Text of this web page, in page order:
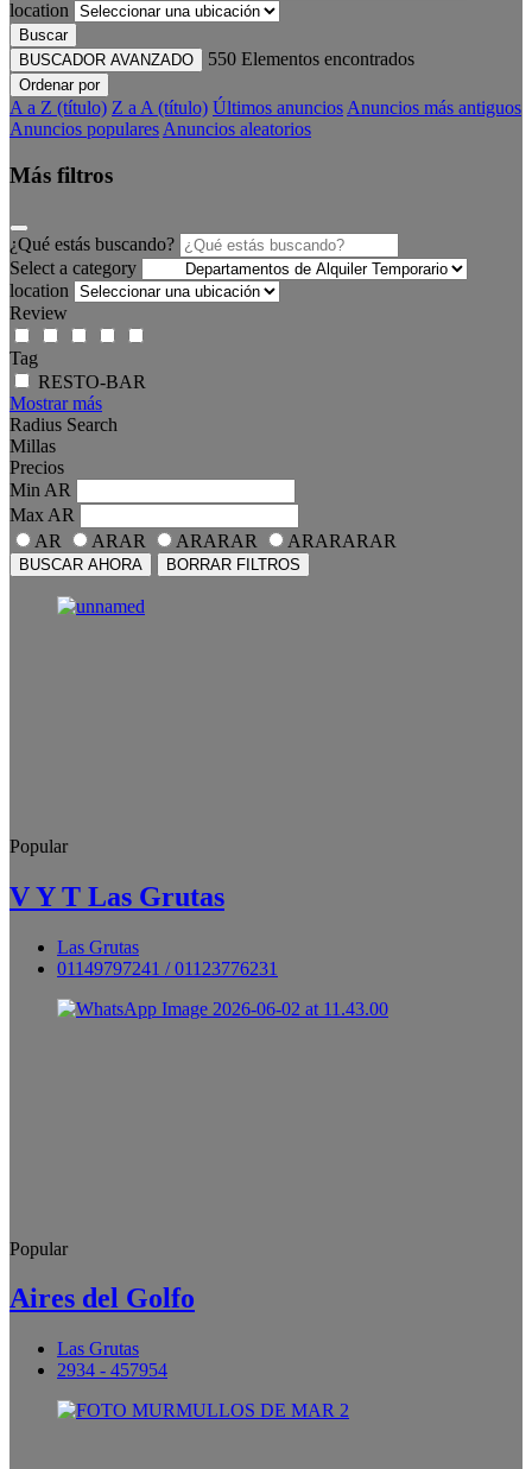
location
Buscar
BUSCADOR AVANZADO
550 Elementos encontrados
Ordenar por
A a Z (título) Z a A (título) Últimos anuncios Anuncios más antiguos
Anuncios populares Anuncios aleatorios
Más filtros
¿Qué estás buscando?
Select a category
location
Review
Tag
RESTO-BAR
Mostrar más
Radius Search
Millas
Precios
Min AR
Max AR
AR
ARAR ARARAR ARARARAR
BUSCAR AHORA BORRAR FILTROS
Popular
V Y T Las Grutas
Las Grutas
01149797241 / 01123776231
Popular
Aires del Golfo
Las Grutas
2934 - 457954